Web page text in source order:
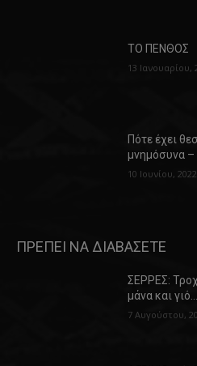
ΤΟ ΠΕΝΘΟΣ
13 Ιανουαρίου,
Πότε έχει
μνημόσυνα –
10 Ιουνίου, 2022
ΠΡΕΠΕΙ ΝΑ ΔΙΑΒΑΣΕΤΕ
ΣΕΡΡΕΣ:
μάνα και γιό…
7 Αυγούστου,